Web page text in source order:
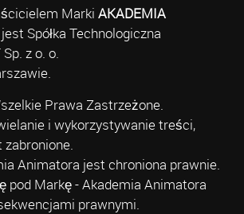
Marki AKADEMIA
Spółka Technologiczna
z o. o.
Prawa Zastrzeżone.
i wykorzystywanie treści,
Animatora jest chroniona prawnie.
pod Markę - Akademia Animatora
prawnymi.